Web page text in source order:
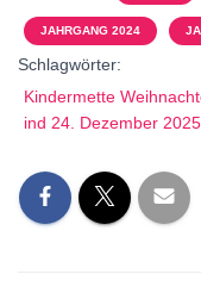
JAHRGANG 2024
Schlagwörter:
Kindermette
ind 24. Dezember